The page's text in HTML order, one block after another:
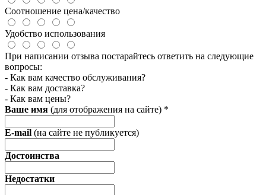
Соотношение цена/качество
Удобство использования
При написании отзыва постарайтесь ответить на следующие
вопросы:
- Как вам качество обслуживания?
- Как вам доставка?
- Как вам цены?
Ваше имя (для отображения на сайте) *
E-mail (на сайте не публикуется)
Достоинства
Недостатки